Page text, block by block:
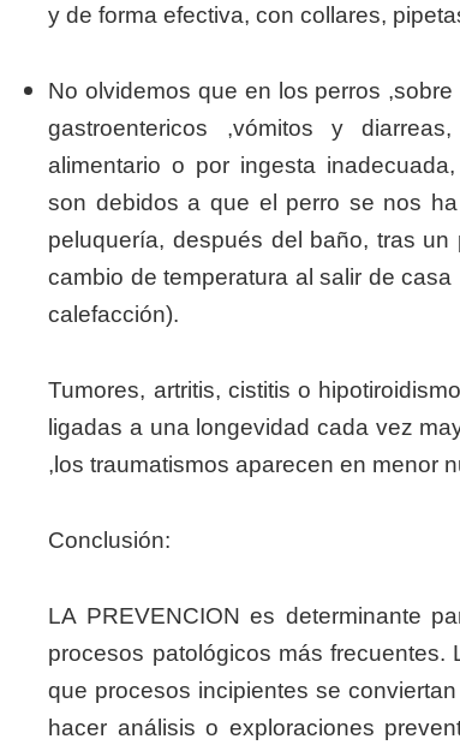
y de forma efectiva, con collares,
No olvidemos que en los perros
gastroentericos ,vómitos y
alimentario o por ingesta
son debidos a que el perro se nos
peluquería, después del baño, tras
cambio de temperatura al salir de
calefacción).
Tumores, artritis, cistitis o
ligadas a una longevidad cada vez
,los traumatismos aparecen en menor
Conclusión:
LA PREVENCION es determinante
procesos patológicos más frecuentes.
que procesos incipientes se
hacer análisis o exploraciones